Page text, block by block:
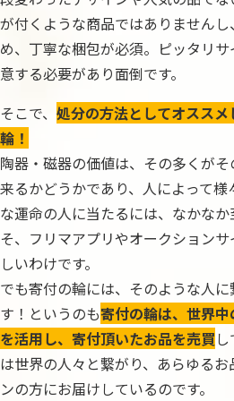
が付くような商品ではありません
め、丁寧な梱包が必須。ピッタリ
意する必要があり面倒です。
そこで、 処分の方法としてオスス
輪！
陶器・磁器の価値は、その多くが
来るかどうかであり、人によって様
な運命の人に当たるには、なかな
そ、フリマアプリやオークション
しいわけです。
でも寄付の輪には、そのような人
す！というのも寄付の輪は、世界
を活用し、寄付頂いたお品を売買
は世界の人々と繋がり、あらゆる
ンの方にお届けしているのです。